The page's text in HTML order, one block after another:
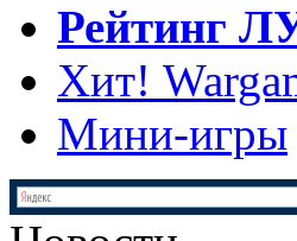
Рейтинг
Хит!
Мини-игры